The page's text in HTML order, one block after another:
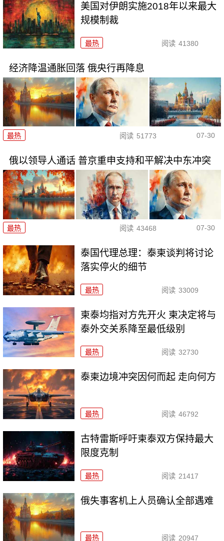
美国对伊朗实施2018年以来最大
规模制裁
最热 阅读 41380
经济降温通胀回落 俄央行再降息
最热 阅读 51773 07-30
俄以领导人通话 普京重申支持和平解决中东冲突
最热 阅读 43468 07-30
泰国代理总理：泰柬谈判将讨论
落实停火的细节
最热 阅读 33009
柬泰均指对方先开火 柬决定将与
泰外交关系降至最低级别
最热 阅读 32730
泰柬边境冲突因何而起 走向何方
最热 阅读 46792
古特雷斯呼吁柬泰双方保持最大
限度克制
最热 阅读 21417
俄失事客机上人员确认全部遇难
最热 阅读 20947